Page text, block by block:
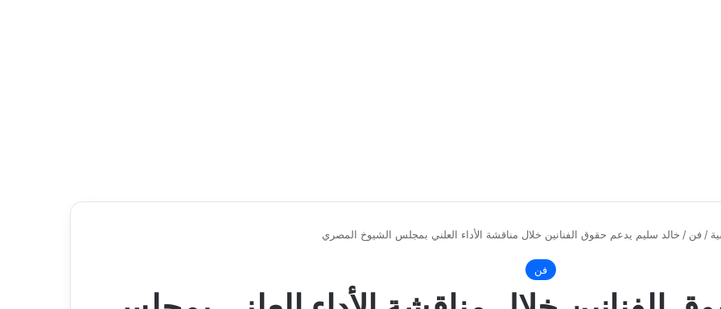
/ فن / خالد سليم يدعم حقوق الفنانين خلال مناقشة الأداء العلني بمجلس الشيوخ المصري
فن